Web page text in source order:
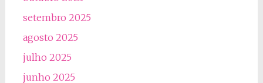
setembro 2025
agosto 2025
julho 2025
junho 2025